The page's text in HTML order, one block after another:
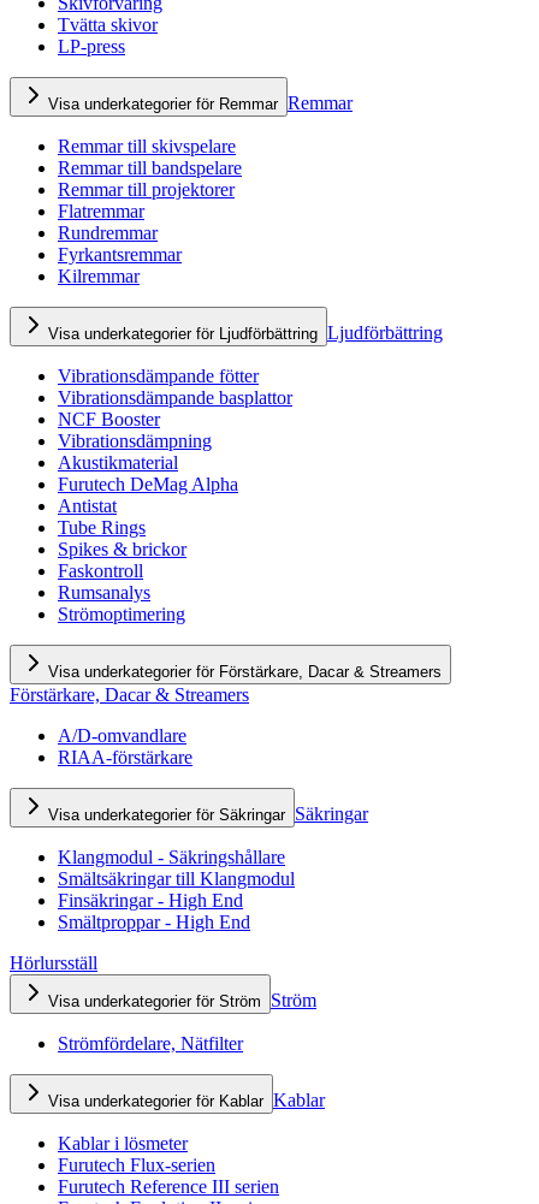
Tvätta skivor
LP-press
Visa underkategorier för Remmar Remmar
Remmar till skivspelare
Remmar till bandspelare
Remmar till projektorer
Flatremmar
Rundremmar
Fyrkantsremmar
Kilremmar
Visa underkategorier för Ljudförbättring Ljudförbättring
Vibrationsdämpande fötter
Vibrationsdämpande basplattor
NCF Booster
Vibrationsdämpning
Akustikmaterial
Furutech DeMag Alpha
Antistat
Tube Rings
Spikes & brickor
Faskontroll
Rumsanalys
Strömoptimering
Visa underkategorier för Förstärkare, Dacar & Streamers
Förstärkare, Dacar & Streamers
A/D-omvandlare
RIAA-förstärkare
Visa underkategorier för Säkringar Säkringar
Klangmodul - Säkringshållare
Smältsäkringar till Klangmodul
Finsäkringar - High End
Smältproppar - High End
Hörlursställ
Visa underkategorier för Ström Ström
Strömfördelare, Nätfilter
Visa underkategorier för Kablar Kablar
Kablar i lösmeter
Furutech Flux-serien
Furutech Reference III serien